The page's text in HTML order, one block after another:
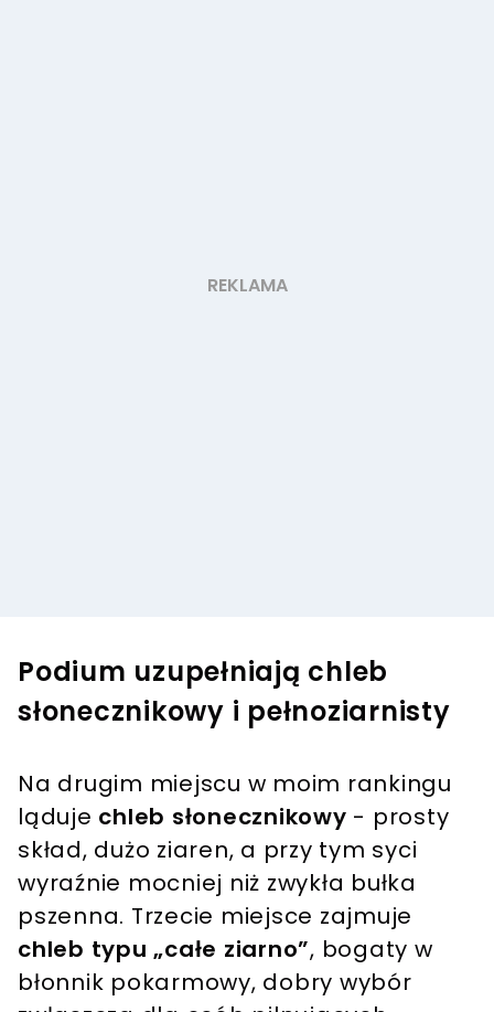
Podium uzupełniają chleb
słonecznikowy i pełnoziarnisty
Na drugim miejscu w moim rankingu
ląduje chleb słonecznikowy - prosty
skład, dużo ziaren, a przy tym syci
wyraźnie mocniej niż zwykła bułka
pszenna. Trzecie miejsce zajmuje
chleb typu „całe ziarno”, bogaty w
błonnik pokarmowy, dobry wybór